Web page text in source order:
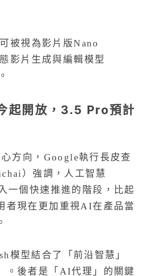
被視為影片版Nano
影片生成與編輯模型
起開放，3.5 Pro預計
方向，Google執行長皮查
）強調，人工智慧
一個快速推進的階段，比起
者現在更加重視AI在產品當
模型結合了「前沿智慧」
。後者是「AI代理」的關鍵